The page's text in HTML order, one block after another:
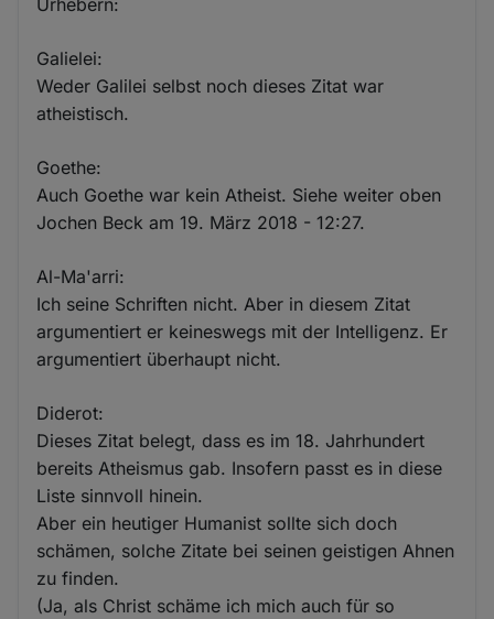
Urhebern:
Galielei:
Weder Galilei selbst noch dieses Zitat war
atheistisch.
Goethe:
Auch Goethe war kein Atheist. Siehe weiter oben
Jochen Beck am 19. März 2018 - 12:27.
Al-Ma'arri:
Ich seine Schriften nicht. Aber in diesem Zitat
argumentiert er keineswegs mit der Intelligenz. Er
argumentiert überhaupt nicht.
Diderot:
Dieses Zitat belegt, dass es im 18. Jahrhundert
bereits Atheismus gab. Insofern passt es in diese
Liste sinnvoll hinein.
Aber ein heutiger Humanist sollte sich doch
schämen, solche Zitate bei seinen geistigen Ahnen
zu finden.
(Ja, als Christ schäme ich mich auch für so